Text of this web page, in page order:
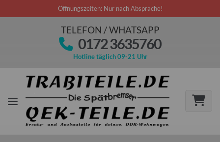
Öffnungszeiten: Nur nach Absprache!
TELEFON / WHATSAPP
0172 3635760
Hotline täglich 09-21 Uhr